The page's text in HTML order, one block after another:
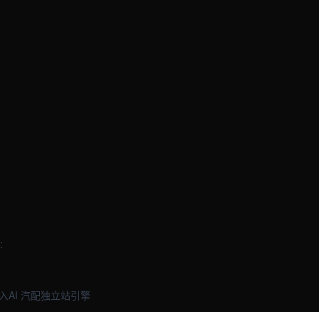
AI 汽配独立站引擎